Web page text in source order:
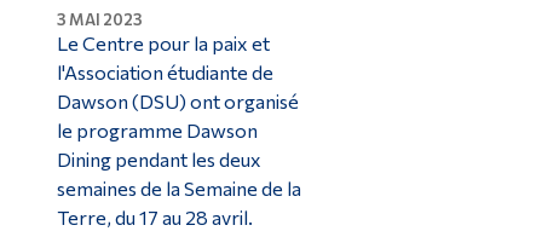
3 MAI 2023
Le Centre pour la paix et
l'Association étudiante de
Dawson (DSU) ont organisé
le programme Dawson
Dining pendant les deux
semaines de la Semaine de la
Terre, du 17 au 28 avril.